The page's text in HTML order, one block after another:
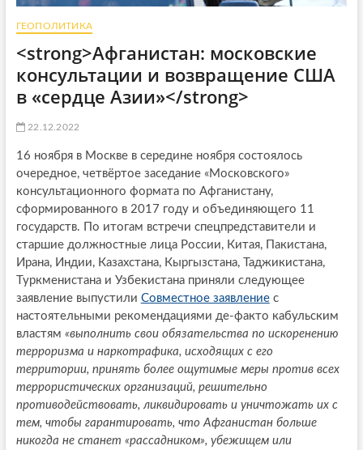
ГЕОПОЛИТИКА
<strong>Афганистан: московские
консультации и возвращение США
в «сердце Азии»</strong>
22.12.2022
16 ноября в Москве в середине ноября состоялось
очередное, четвёртое заседание «Московского»
консультационного формата по Афганистану,
сформированного в 2017 году и объединяющего 11
государств. По итогам встречи спецпредставители и
старшие должностные лица России, Китая, Пакистана,
Ирана, Индии, Казахстана, Кыргызстана, Таджикистана,
Туркменистана и Узбекистана приняли следующее
заявление выпустили Совместное заявлениес
настоятельными рекомендациями де-факто кабульским
властям «выполнить свои обязательства по искоренению
терроризма и наркотрафика, исходящих с его
территории, принять более ощутимые меры против всех
террористических организаций, решительно
противодействовать, ликвидировать и уничтожать их с
тем, чтобы гарантировать, что Афганистан больше
никогда не станет «рассадником», убежищем или